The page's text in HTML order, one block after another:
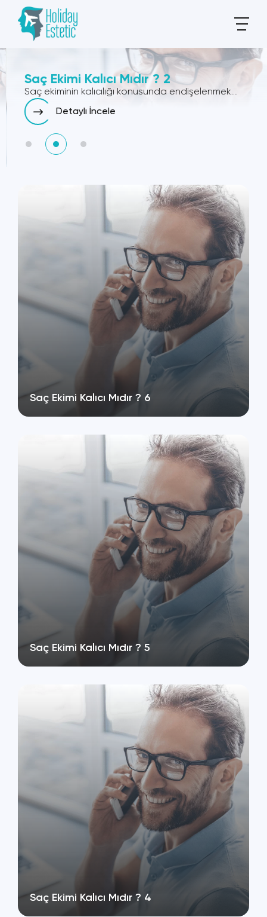
Saç Ekimi Kalıcı Mıdır ? 2
Saç ekiminin kalıcılığı konusunda endişelenmek
anlaşılabilir bir durumdur. Çoğu durumda saç
ekiminiz...Detaylı İncele
Saç Ekimi Kalıcı Mıdır ? 6
Saç Ekimi Kalıcı Mıdır ? 5
Saç Ekimi Kalıcı Mıdır ? 4